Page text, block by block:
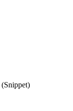
(Snippet)